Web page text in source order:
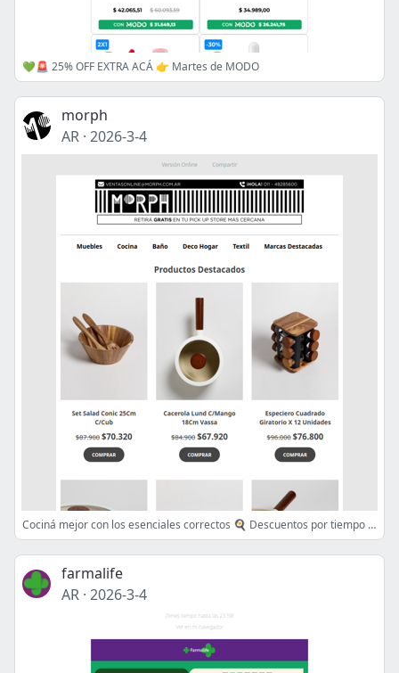
💚🚨 25% OFF EXTRA ACÁ 👉 Martes de MODO
morph
AR · 2026-3-4
Cociná mejor con los esenciales correctos 🍳 Descuentos por tiempo limitado!
farmalife
AR · 2026-3-4